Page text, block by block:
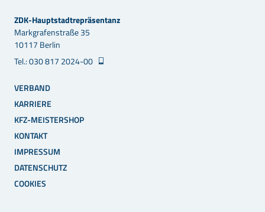
ZDK-Hauptstadtrepräsentanz
Markgrafenstraße 35
10117 Berlin
Tel.: 030 817 2024-00
VERBAND
KARRIERE
KFZ-MEISTERSHOP
KONTAKT
IMPRESSUM
DATENSCHUTZ
COOKIES